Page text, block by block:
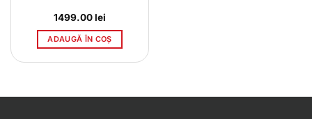
1499.00lei
ADAUGĂ ÎN COȘ